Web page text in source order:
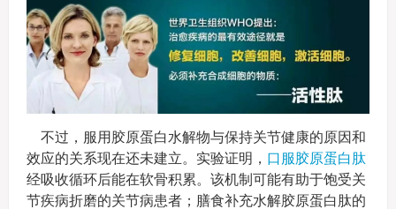
不过，服用胶原蛋白水解物与保持关节健康的原因和
效应的关系现在还未建立。实验证明， 口服胶原蛋白肽
经吸收循环后能在软骨积累。该机制可能有助于饱受关
节疾病折磨的关节病患者；膳食补充水解胶原蛋白肽的